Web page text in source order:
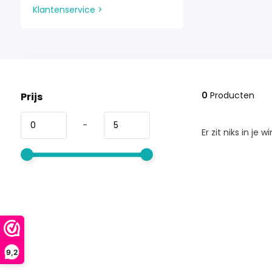
9,2
Klantenservice >
Prijs
-
0 Producten
Er zit niks in je